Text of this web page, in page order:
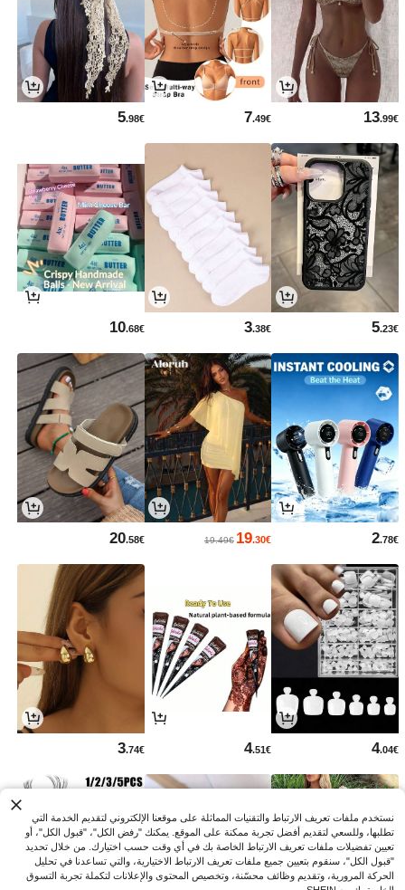
13.99€
7.49€
5.98€
5.23€
3.38€
10.68€
2.78€
19.30€
19.49€
20.58€
4.04€
4.51€
3.74€
نستخدم ملفات تعريف الارتباط والتقنيات المماثلة على موقعنا الإلكتروني لتقديم الخدمة التي
تطلبها، وللسعي لتقديم أفضل تجربة ممكنة على الموقع. يمكنك "رفض الكل"، "قبول الكل"، أو
تعيين تفضيلات ملفات تعريف الارتباط الخاصة بك في أي وقت حسب اختيارك. من خلال تحديد
"قبول الكل"، سنقوم بتعيين جميع ملفات تعريف الارتباط الاختيارية، والتي تساعدنا في تحليل
الحركة المرورية، وتقديم وظائف محسّنة، وتخصيص المحتوى والإعلانات لتكملة تجربة التسوق